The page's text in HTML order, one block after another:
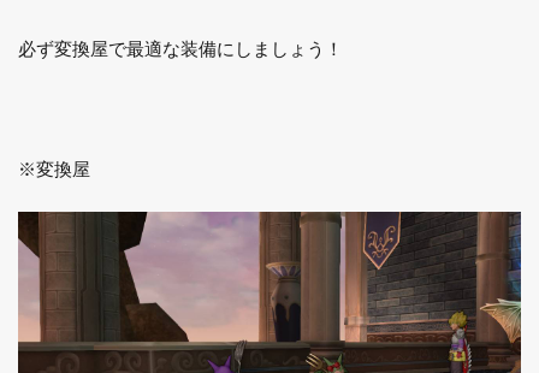
必ず変換屋で最適な装備にしましょう！
※変換屋